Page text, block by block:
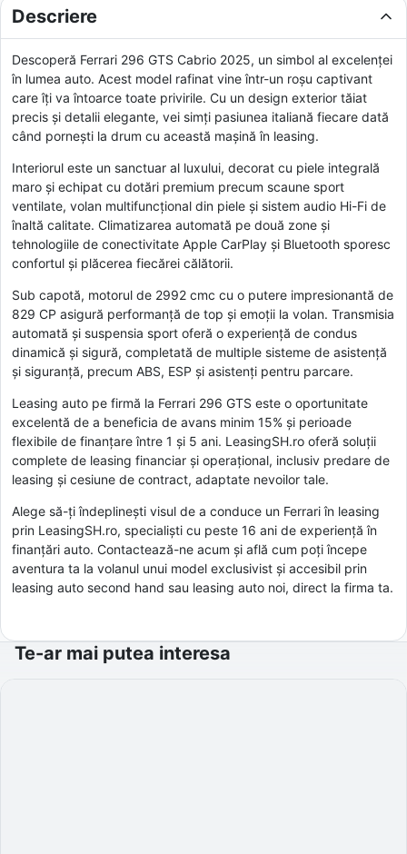
Descriere
Descoperă Ferrari 296 GTS Cabrio 2025, un simbol al excelenței
în lumea auto. Acest model rafinat vine într-un roșu captivant
care îți va întoarce toate privirile. Cu un design exterior tăiat
precis și detalii elegante, vei simți pasiunea italiană fiecare dată
când pornești la drum cu această mașină în leasing.
Interiorul este un sanctuar al luxului, decorat cu piele integrală
maro și echipat cu dotări premium precum scaune sport
ventilate, volan multifuncțional din piele și sistem audio Hi-Fi de
înaltă calitate. Climatizarea automată pe două zone și
tehnologiile de conectivitate Apple CarPlay și Bluetooth sporesc
confortul și plăcerea fiecărei călătorii.
Sub capotă, motorul de 2992 cmc cu o putere impresionantă de
829 CP asigură performanță de top și emoții la volan. Transmisia
automată și suspensia sport oferă o experiență de condus
dinamică și sigură, completată de multiple sisteme de asistență
și siguranță, precum ABS, ESP și asistenți pentru parcare.
Leasing auto pe firmă la Ferrari 296 GTS este o oportunitate
excelentă de a beneficia de avans minim 15% și perioade
flexibile de finanțare între 1 și 5 ani. LeasingSH.ro oferă soluții
complete de leasing financiar și operațional, inclusiv predare de
leasing și cesiune de contract, adaptate nevoilor tale.
Alege să-ți îndeplinești visul de a conduce un Ferrari în leasing
prin LeasingSH.ro, specialiști cu peste 16 ani de experiență în
finanțări auto. Contactează-ne acum și află cum poți începe
aventura ta la volanul unui model exclusivist și accesibil prin
leasing auto second hand sau leasing auto noi, direct la firma ta.
Te-ar mai putea interesa